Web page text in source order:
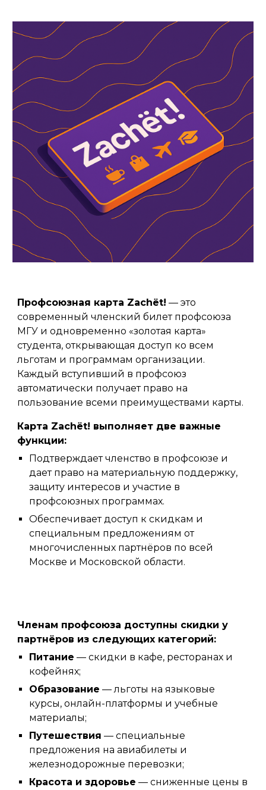
Профсоюзная карта Zachёt! — это
современный членский билет профсоюза
МГУ и одновременно «золотая карта»
студента, открывающая доступ ко всем
льготам и программам организации.
Каждый вступивший в профсоюз
автоматически получает право на
пользование всеми преимуществами карты.
Карта Zachёt! выполняет две важные
функции:
Подтверждает членство в профсоюзе и
дает право на материальную поддержку,
защиту интересов и участие в
профсоюзных программах.
Обеспечивает доступ к скидкам и
специальным предложениям от
многочисленных партнёров по всей
Москве и Московской области.
Членам профсоюза доступны скидки у
партнёров из следующих категорий:
Питание — скидки в кафе, ресторанах и
кофейнях;
Образование — льготы на языковые
курсы, онлайн-платформы и учебные
материалы;
Путешествия — специальные
предложения на авиабилеты и
железнодорожные перевозки;
Красота и здоровье — сниженные цены в